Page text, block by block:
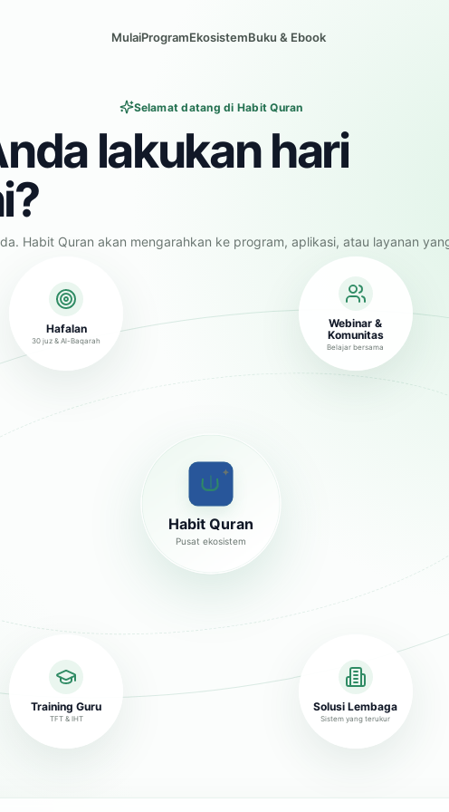
MulaiProgramEkosistemBuku & Ebook
Selamat datang di Habit Quran
lakukan hari
Habit Quran akan mengarahkan ke program, aplikasi, atau layanan
✦
Habit Quran
Pusat ekosistem
Hafalan
30 juz & Al-Baqarah
Training Guru
TFT & IHT
Solusi Lembaga
Sistem yang terukur
Webinar &
Komunitas
Belajar bersama